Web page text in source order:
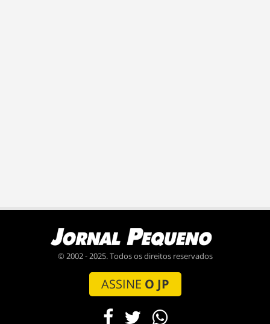
© 2002 - 2025. Todos os direitos reservados
ASSINE O JP